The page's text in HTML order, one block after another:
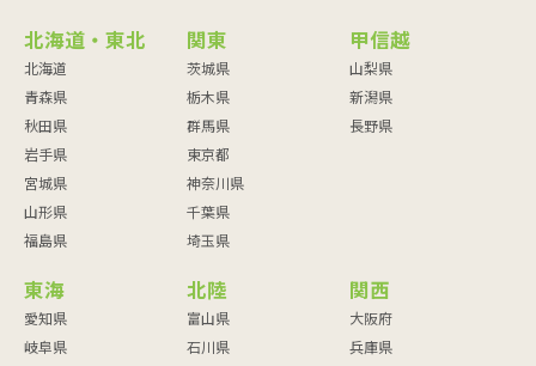
北海道・東北
北海道
青森県
秋田県
岩手県
宮城県
山形県
福島県
関東
茨城県
栃木県
群馬県
東京都
神奈川県
千葉県
埼玉県
甲信越
山梨県
新潟県
長野県
東海
愛知県
岐阜県
北陸
富山県
石川県
関西
大阪府
兵庫県